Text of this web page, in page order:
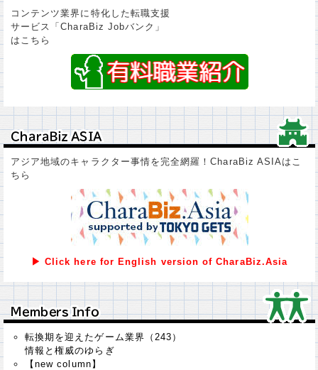
コンテンツ業界に特化した転職支援
サービス「CharaBiz Jobバンク」
はこちら
ＣｈａｒａＢｉｚ ＡＳＩＡ
ＣｈａｒａＢｉｚ ＡＳＩＡ
アジア地域のキャラクター事情を完全網羅！CharaBiz ASIAはこ
ちら
▶ Click here for English version of CharaBiz.Asia
Ｍｅｍｂｅｒｓ Ｉｎｆｏ
Ｍｅｍｂｅｒｓ Ｉｎｆｏ
転換期を迎えたゲーム業界（243）
情報と権威のゆらぎ
【new column】